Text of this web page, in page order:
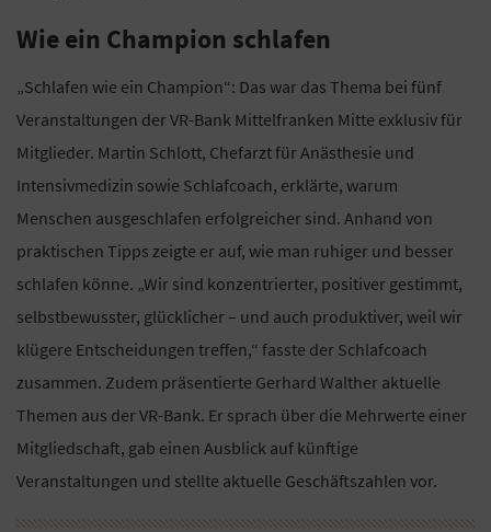
Wie ein Champion schlafen
„Schlafen wie ein Champion“: Das war das Thema bei fünf
Veranstaltungen der VR-Bank Mittelfranken Mitte exklusiv für
Mitglieder. Martin Schlott, Chefarzt für Anästhesie und
Intensivmedizin sowie Schlafcoach, erklärte, warum
Menschen ausgeschlafen erfolgreicher sind. Anhand von
praktischen Tipps zeigte er auf, wie man ruhiger und besser
schlafen könne. „Wir sind konzentrierter, positiver gestimmt,
selbstbewusster, glücklicher – und auch produktiver, weil wir
klügere Entscheidungen treffen,“ fasste der Schlafcoach
zusammen. Zudem präsentierte Gerhard Walther aktuelle
Themen aus der VR-Bank. Er sprach über die Mehrwerte einer
Mitgliedschaft, gab einen Ausblick auf künftige
Veranstaltungen und stellte aktuelle Geschäftszahlen vor.